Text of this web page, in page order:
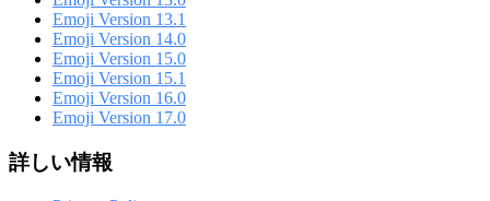
Emoji Version 13.1
Emoji Version 14.0
Emoji Version 15.0
Emoji Version 15.1
Emoji Version 16.0
Emoji Version 17.0
詳しい情報